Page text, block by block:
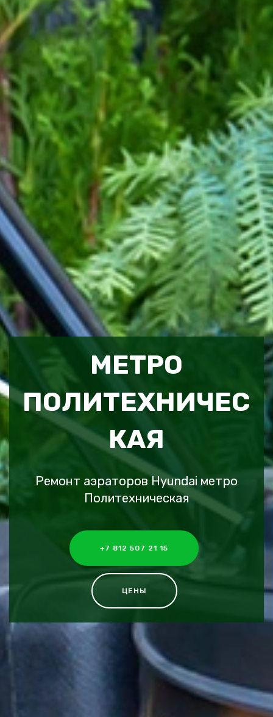
МЕТРО
ПОЛИТЕХНИЧЕС
КАЯ
Ремонт аэраторов Hyundai метро
Политехническая
+7 812 507 21 15
ЦЕНЫ